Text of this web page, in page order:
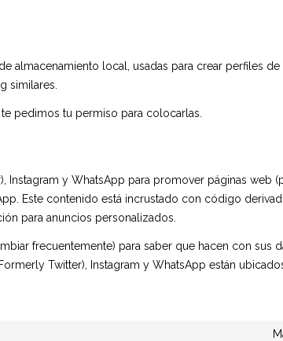
almacenamiento local, usadas para crear perfiles
similares.
pedimos tu permiso para colocarlas.
y WhatsApp para promover páginas web
Este contenido está incrustado con código
para anuncios personalizados.
frecuentemente) para saber que hacen con sus
Twitter), Instagram y WhatsApp están